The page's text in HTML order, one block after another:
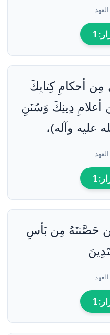
1
أحكامِ كِتابِكَ
أعلامِ دِينِكَ وَسُنَنِ
عليه وآله)،
1
حَصَّنتَهُ مِن بَأسِ
1